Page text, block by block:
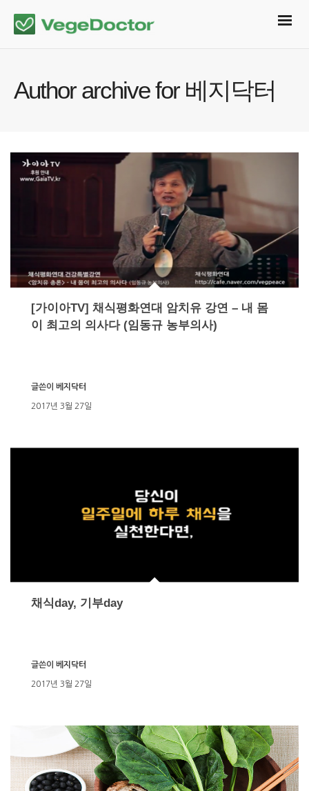
Author archive for 베지닥터
[가이아TV] 채식평화연대 암치유 강연 – 내 몸
이 최고의 의사다 (임동규 농부의사)
2017년 3월 27일
글쓴이 베지닥터
채식day, 기부day
2017년 3월 27일
글쓴이 베지닥터